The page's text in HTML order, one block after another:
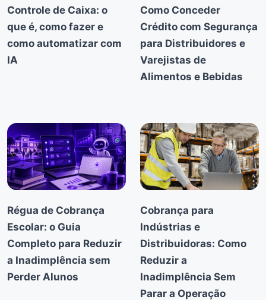
Controle de Caixa: o
que é, como fazer e
como automatizar com
IA
Como Conceder
Crédito com Segurança
para Distribuidores e
Varejistas de
Alimentos e Bebidas
Régua de Cobrança
Escolar: o Guia
Completo para Reduzir
a Inadimplência sem
Perder Alunos
Cobrança para
Indústrias e
Distribuidoras: Como
Reduzir a
Inadimplência Sem
Parar a Operação